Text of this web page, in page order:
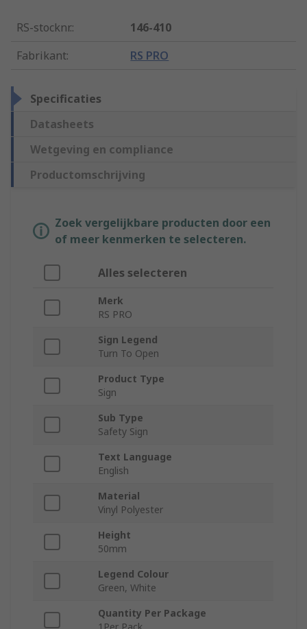
RS-stocknr.:
146-410
Fabrikant: RS PRO
Specificaties
Datasheets
Wetgeving en compliance
Productomschrijving
Zoek vergelijkbare producten door een
of meer kenmerken te selecteren.
Alles selecteren
Merk
RS PRO
Sign Legend
Turn To Open
Product Type
Sign
Sub Type
Safety Sign
Text Language
English
Material
Vinyl Polyester
Height
50mm
Legend Colour
Green, White
Quantity Per Package